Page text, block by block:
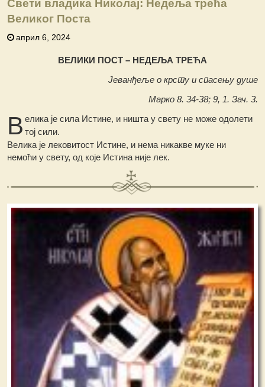
Свети владика Николај: Недеља трећа
Великог Поста
април 6, 2024
ВЕЛИКИ ПОСТ – НЕДЕЉА ТРЕЋА
Јеванђеље о крсту и спасењу душе
Марко 8. 34-38; 9, 1. Зач. 3.
В елика је сила Истине, и ништа у свету не може одолети
тој сили.
Велика је лековитост Истине, и нема никакве муке ни
немоћи у свету, од које Истина није лек.